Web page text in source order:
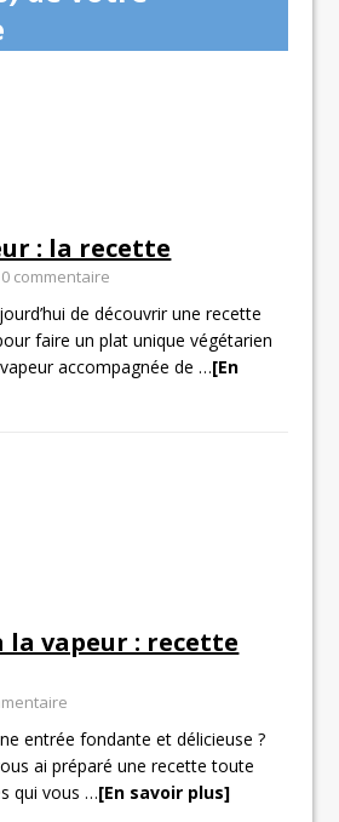
: la recette
commentaire
de découvrir une recette
faire un plat unique végétarien
accompagnée de…[En
la vapeur : recette
entrée fondante et délicieuse ?
ai préparé une recette toute
qui vous…[En savoir plus]